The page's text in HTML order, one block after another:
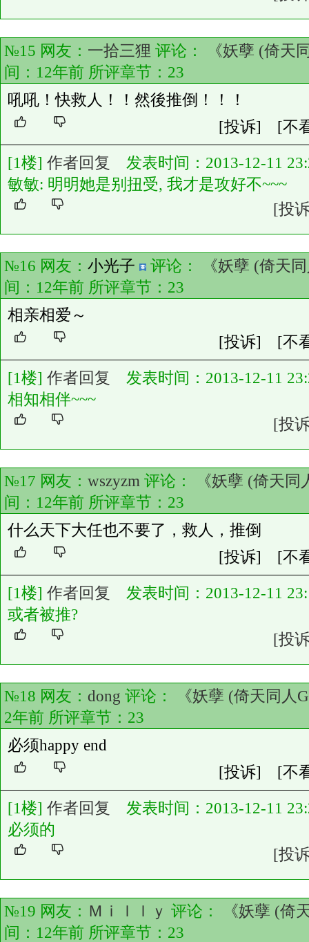
№15 网友： 一拾三狸 评论：
《妖孽 (倚天
间：12年前 所评章节： 23
吼吼！快救人！！然後推倒！！！
[投诉]
[不
[1楼] 作者回复
发表时间：2013-12-11
敏敏: 明明她是别扭受, 我才是攻好不~~~
[投
№16 网友： 小光子 评论：
《妖孽 (倚天
间：12年前 所评章节： 23
相亲相爱～
[投诉]
[不
[1楼] 作者回复
发表时间：2013-12-11
相知相伴~~~
[投
№17 网友： wszyzm 评论：
《妖孽 (倚天同
间：12年前 所评章节： 23
什么天下大任也不要了，救人，推倒
[投诉]
[不
[1楼] 作者回复
发表时间：2013-12-11
或者被推?
[投
№18 网友： dong 评论：
《妖孽 (倚天同人
2年前 所评章节： 23
必须happy end
[投诉]
[不
[1楼] 作者回复
发表时间：2013-12-11
必须的
[投
№19 网友： Ｍｉｌｌｙ 评论：
《妖孽 (倚
间：12年前 所评章节： 23